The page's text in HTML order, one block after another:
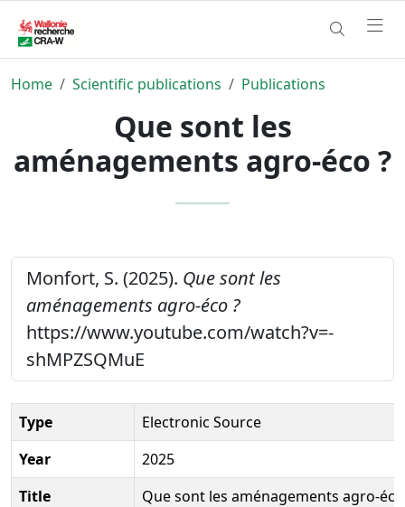
Home Scientific publications Publications
Que sont les
aménagements agro-éco ?
Monfort, S. (2025). Que sont les
aménagements agro-éco ?
https://www.youtube.com/watch?v=-
shMPZSQMuE
Type
Electronic Source
Year
2025
Title
Que sont les aménagements agro-éco